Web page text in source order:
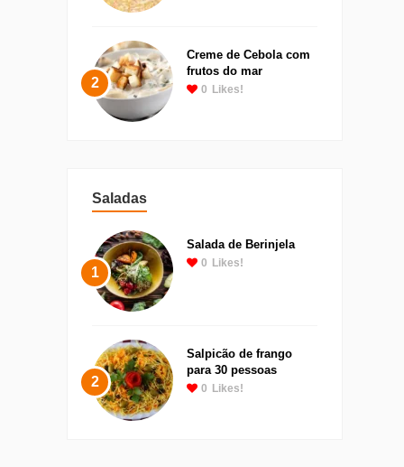
2
Creme de Cebola com
frutos do mar
0 Likes!
Saladas
1
Salada de Berinjela
0 Likes!
2
Salpicão de frango
para 30 pessoas
0 Likes!